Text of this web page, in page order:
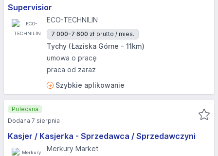
Supervisior
ECO-TECHNILIN
7 000-7 600 zł brutto / mies.
Tychy (Łaziska Górne - 11km)
umowa o pracę
praca od zaraz
Szybkie aplikowanie
Kasjer / Kasjerka - Sprzedawca / Sprzedawczyni
Merkury Market
Polecana
Dodana 7 sierpnia